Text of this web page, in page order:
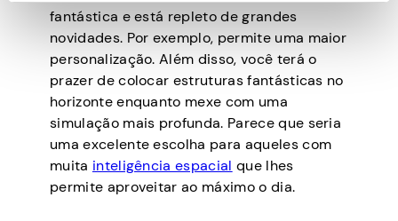
fantástica e está repleto de grandes
novidades. Por exemplo, permite uma maior
personalização. Além disso, você terá o
prazer de colocar estruturas fantásticas no
horizonte enquanto mexe com uma
simulação mais profunda. Parece que seria
uma excelente escolha para aqueles com
muita inteligência espacial que lhes
permite aproveitar ao máximo o dia.